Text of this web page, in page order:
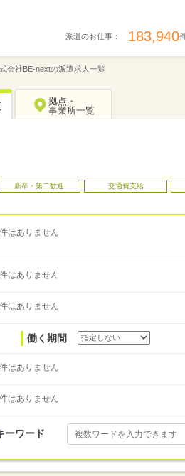
派遣のお仕事： 183,940
会社BE-nextの派遣求人一覧
拠点・
事業所一覧
新卒・第二歓迎 交通費支給
はありません
はありません
はありません
働く期間
はありません
はありません
ーワード